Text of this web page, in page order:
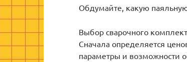
Обдумайте, какую
Выбор сварочного
Сначала определяется
параметры и возможности